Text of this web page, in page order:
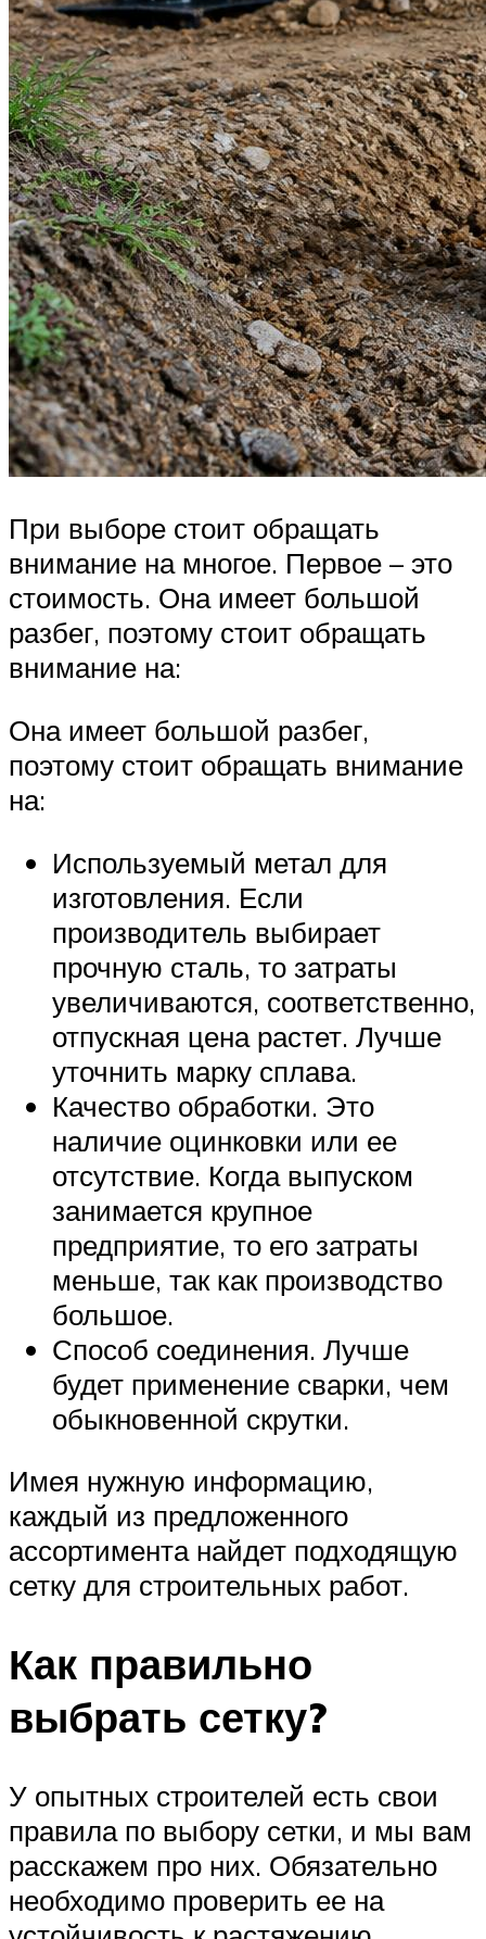
При выборе стоит обращать
внимание на многое. Первое – это
стоимость. Она имеет большой
разбег, поэтому стоит обращать
внимание на:
Она имеет большой разбег,
поэтому стоит обращать внимание
на:
Используемый метал для
изготовления. Если
производитель выбирает
прочную сталь, то затраты
увеличиваются, соответственно,
отпускная цена растет. Лучше
уточнить марку сплава.
Качество обработки. Это
наличие оцинковки или ее
отсутствие. Когда выпуском
занимается крупное
предприятие, то его затраты
меньше, так как производство
большое.
Способ соединения. Лучше
будет применение сварки, чем
обыкновенной скрутки.
Имея нужную информацию,
каждый из предложенного
ассортимента найдет подходящую
сетку для строительных работ.
Как правильно
выбрать сетку?
У опытных строителей есть свои
правила по выбору сетки, и мы вам
расскажем про них. Обязательно
необходимо проверить ее на